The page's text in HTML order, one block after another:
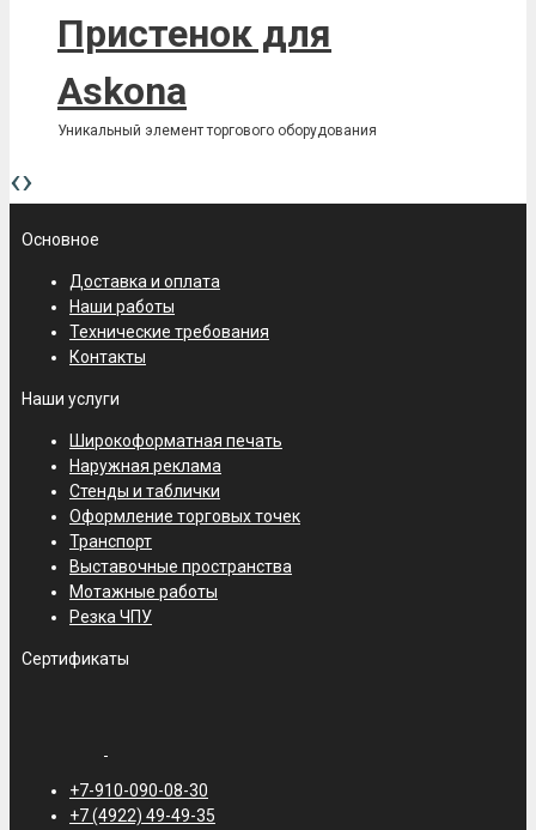
Пристенок для
Askona
Уникальный элемент торгового оборудования
Стенд Ergomotion
Подиум для уникальной кровати
Изготовление подиума для…
Подиум
‹›
Основное
Доставка и оплата
Наши работы
Технические требования
Контакты
Наши услуги
Широкоформатная печать
Наружная реклама
Стенды и таблички
Оформление торговых точек
Транспорт
Выставочные пространства
Мотажные работы
Резка ЧПУ
Сертификаты
+7-910-090-08-30
+7 (4922) 49-49-35